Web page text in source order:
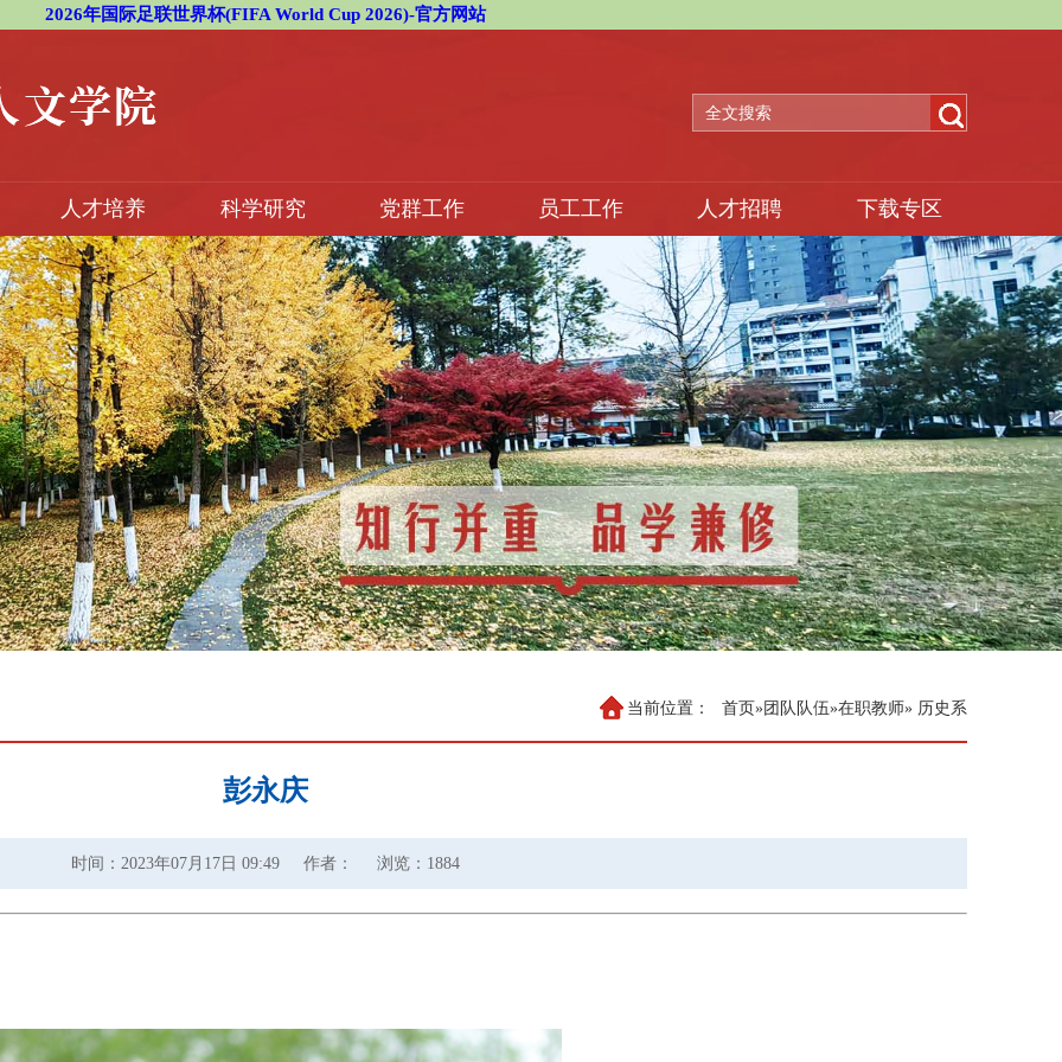
2026年国际足联世界杯(FIFA World Cup 2026)-官方网站
人才培养 科学研究 党群工作 员工工作 人才招聘 下载专区
当前位置： 首页»团队队伍»在职教师» 历史系
彭永庆
时间：2023年07月17日 09:49 作者： 浏览： 1884